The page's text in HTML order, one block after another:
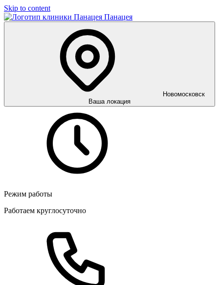
Skip to content
Панацея
Новомосковск
Ваша локация
Режим работы
Работаем круглосуточно